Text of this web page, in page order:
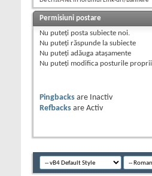
Permisiuni postare
Nu puteţi posta subiecte noi.
Nu puteţi răspunde la subiecte
Nu puteţi adăuga ataşamente
Nu puteţi modifica posturile proprii
Pingbacks are
Inactiv
Refbacks are Activ